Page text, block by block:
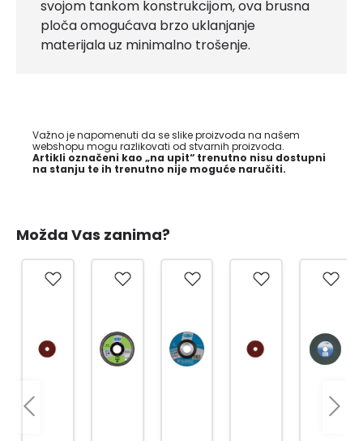
svojom tankom konstrukcijom, ova brusna
ploča omogućava brzo uklanjanje
materijala uz minimalno trošenje.
Važno je napomenuti da se slike proizvoda na našem
webshopu mogu razlikovati od stvarnih proizvoda.
Artikli označeni kao „na upit“ trenutno nisu dostupni
na stanju te ih trenutno nije moguće naručiti.
Možda Vas zanima?